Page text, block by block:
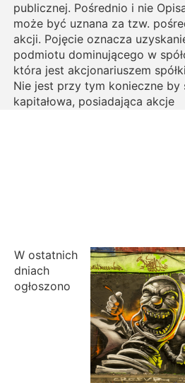
publicznej. Pośrednio i nie
może być uznana za tzw.
akcji. Pojęcie oznacza
podmiotu dominującego w
która jest akcjonariuszem
Nie jest przy tym konieczne by
kapitałowa, posiadająca akcje
W ostatnich
dniach
ogłoszono